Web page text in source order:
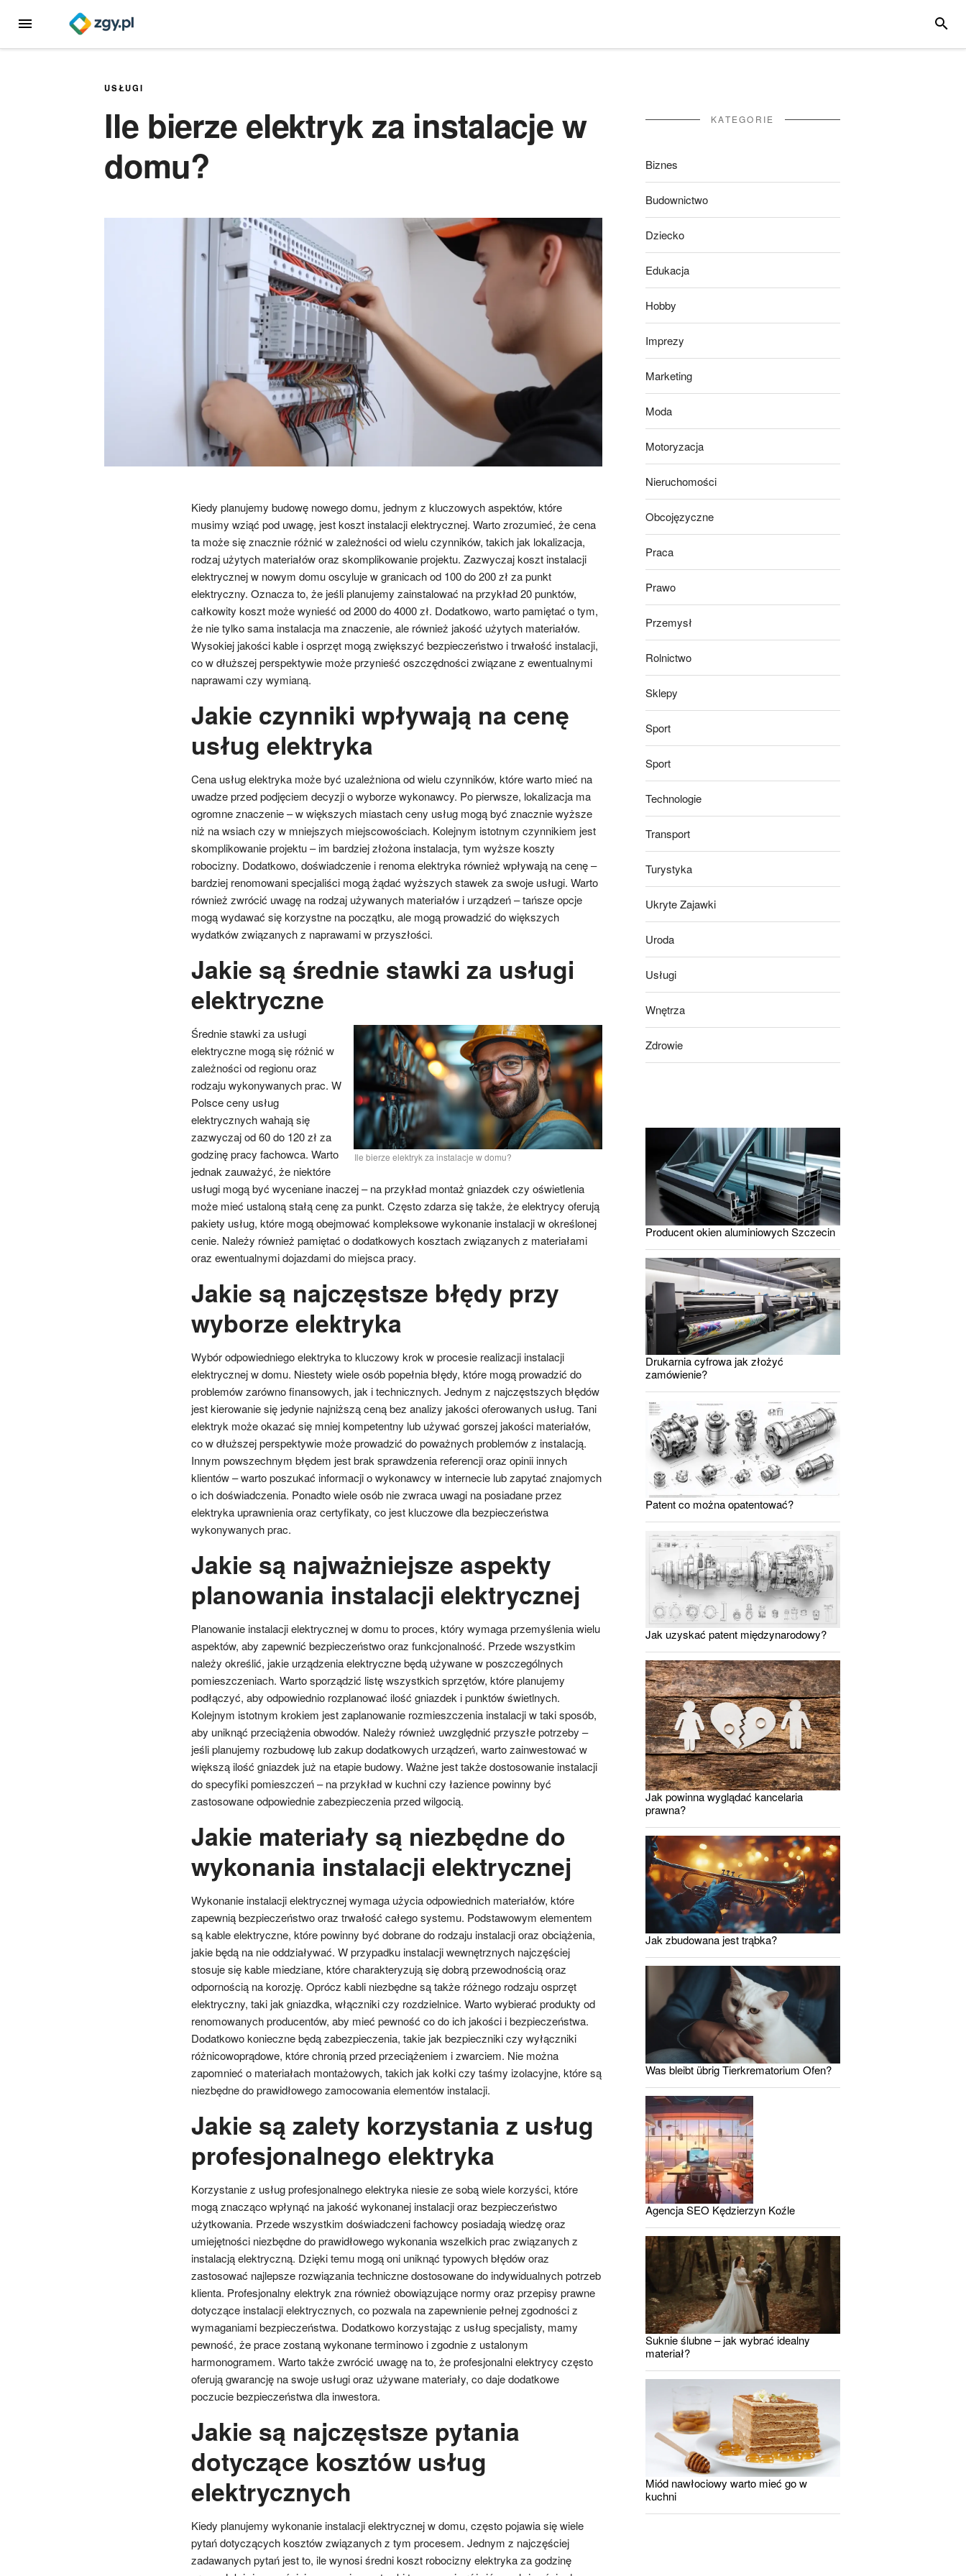
MENU
USŁUGI
Ile bierze elektryk za instalacje w
domu?
Kiedy planujemy budowę nowego domu, jednym z kluczowych aspektów, które
musimy wziąć pod uwagę, jest koszt instalacji elektrycznej. Warto zrozumieć, że cena
ta może się znacznie różnić w zależności od wielu czynników, takich jak lokalizacja,
rodzaj użytych materiałów oraz skomplikowanie projektu. Zazwyczaj koszt instalacji
elektrycznej w nowym domu oscyluje w granicach od 100 do 200 zł za punkt
elektryczny. Oznacza to, że jeśli planujemy zainstalować na przykład 20 punktów,
całkowity koszt może wynieść od 2000 do 4000 zł. Dodatkowo, warto pamiętać o tym,
że nie tylko sama instalacja ma znaczenie, ale również jakość użytych materiałów.
Wysokiej jakości kable i osprzęt mogą zwiększyć bezpieczeństwo i trwałość instalacji,
co w dłuższej perspektywie może przynieść oszczędności związane z ewentualnymi
naprawami czy wymianą.
Jakie czynniki wpływają na cenę
usług elektryka
Cena usług elektryka może być uzależniona od wielu czynników, które warto mieć na
uwadze przed podjęciem decyzji o wyborze wykonawcy. Po pierwsze, lokalizacja ma
ogromne znaczenie – w większych miastach ceny usług mogą być znacznie wyższe
niż na wsiach czy w mniejszych miejscowościach. Kolejnym istotnym czynnikiem jest
skomplikowanie projektu – im bardziej złożona instalacja, tym wyższe koszty
robocizny. Dodatkowo, doświadczenie i renoma elektryka również wpływają na cenę –
bardziej renomowani specjaliści mogą żądać wyższych stawek za swoje usługi. Warto
również zwrócić uwagę na rodzaj używanych materiałów i urządzeń – tańsze opcje
mogą wydawać się korzystne na początku, ale mogą prowadzić do większych
wydatków związanych z naprawami w przyszłości.
Jakie są średnie stawki za usługi
elektryczne
Ile bierze elektryk za instalacje w domu?
Średnie stawki za usługi
elektryczne mogą się różnić w
zależności od regionu oraz
rodzaju wykonywanych prac. W
Polsce ceny usług
elektrycznych wahają się
zazwyczaj od 60 do 120 zł za
godzinę pracy fachowca. Warto
jednak zauważyć, że niektóre
usługi mogą być wyceniane inaczej – na przykład montaż gniazdek czy oświetlenia
może mieć ustaloną stałą cenę za punkt. Często zdarza się także, że elektrycy oferują
pakiety usług, które mogą obejmować kompleksowe wykonanie instalacji w określonej
cenie. Należy również pamiętać o dodatkowych kosztach związanych z materiałami
oraz ewentualnymi dojazdami do miejsca pracy.
Jakie są najczęstsze błędy przy
wyborze elektryka
Wybór odpowiedniego elektryka to kluczowy krok w procesie realizacji instalacji
elektrycznej w domu. Niestety wiele osób popełnia błędy, które mogą prowadzić do
problemów zarówno finansowych, jak i technicznych. Jednym z najczęstszych błędów
jest kierowanie się jedynie najniższą ceną bez analizy jakości oferowanych usług. Tani
elektryk może okazać się mniej kompetentny lub używać gorszej jakości materiałów,
co w dłuższej perspektywie może prowadzić do poważnych problemów z instalacją.
Innym powszechnym błędem jest brak sprawdzenia referencji oraz opinii innych
klientów – warto poszukać informacji o wykonawcy w internecie lub zapytać znajomych
o ich doświadczenia. Ponadto wiele osób nie zwraca uwagi na posiadane przez
elektryka uprawnienia oraz certyfikaty, co jest kluczowe dla bezpieczeństwa
wykonywanych prac.
Jakie są najważniejsze aspekty
planowania instalacji elektrycznej
Planowanie instalacji elektrycznej w domu to proces, który wymaga przemyślenia wielu
aspektów, aby zapewnić bezpieczeństwo oraz funkcjonalność. Przede wszystkim
należy określić, jakie urządzenia elektryczne będą używane w poszczególnych
pomieszczeniach. Warto sporządzić listę wszystkich sprzętów, które planujemy
podłączyć, aby odpowiednio rozplanować ilość gniazdek i punktów świetlnych.
Kolejnym istotnym krokiem jest zaplanowanie rozmieszczenia instalacji w taki sposób,
aby uniknąć przeciążenia obwodów. Należy również uwzględnić przyszłe potrzeby –
jeśli planujemy rozbudowę lub zakup dodatkowych urządzeń, warto zainwestować w
większą ilość gniazdek już na etapie budowy. Ważne jest także dostosowanie instalacji
do specyfiki pomieszczeń – na przykład w kuchni czy łazience powinny być
zastosowane odpowiednie zabezpieczenia przed wilgocią.
Jakie materiały są niezbędne do
wykonania instalacji elektrycznej
Wykonanie instalacji elektrycznej wymaga użycia odpowiednich materiałów, które
zapewnią bezpieczeństwo oraz trwałość całego systemu. Podstawowym elementem
są kable elektryczne, które powinny być dobrane do rodzaju instalacji oraz obciążenia,
jakie będą na nie oddziaływać. W przypadku instalacji wewnętrznych najczęściej
stosuje się kable miedziane, które charakteryzują się dobrą przewodnością oraz
odpornością na korozję. Oprócz kabli niezbędne są także różnego rodzaju osprzęt
elektryczny, taki jak gniazdka, włączniki czy rozdzielnice. Warto wybierać produkty od
renomowanych producentów, aby mieć pewność co do ich jakości i bezpieczeństwa.
Dodatkowo konieczne będą zabezpieczenia, takie jak bezpieczniki czy wyłączniki
różnicowoprądowe, które chronią przed przeciążeniem i zwarciem. Nie można
zapomnieć o materiałach montażowych, takich jak kołki czy taśmy izolacyjne, które są
niezbędne do prawidłowego zamocowania elementów instalacji.
Jakie są zalety korzystania z usług
profesjonalnego elektryka
Korzystanie z usług profesjonalnego elektryka niesie ze sobą wiele korzyści, które
mogą znacząco wpłynąć na jakość wykonanej instalacji oraz bezpieczeństwo
użytkowania. Przede wszystkim doświadczeni fachowcy posiadają wiedzę oraz
umiejętności niezbędne do prawidłowego wykonania wszelkich prac związanych z
instalacją elektryczną. Dzięki temu mogą oni uniknąć typowych błędów oraz
zastosować najlepsze rozwiązania techniczne dostosowane do indywidualnych potrzeb
klienta. Profesjonalny elektryk zna również obowiązujące normy oraz przepisy prawne
dotyczące instalacji elektrycznych, co pozwala na zapewnienie pełnej zgodności z
wymaganiami bezpieczeństwa. Dodatkowo korzystając z usług specjalisty, mamy
pewność, że prace zostaną wykonane terminowo i zgodnie z ustalonym
harmonogramem. Warto także zwrócić uwagę na to, że profesjonalni elektrycy często
oferują gwarancję na swoje usługi oraz używane materiały, co daje dodatkowe
poczucie bezpieczeństwa dla inwestora.
Jakie są najczęstsze pytania
dotyczące kosztów usług
elektrycznych
Kiedy planujemy wykonanie instalacji elektrycznej w domu, często pojawia się wiele
pytań dotyczących kosztów związanych z tym procesem. Jednym z najczęściej
zadawanych pytań jest to, ile wynosi średni koszt robocizny elektryka za godzinę
KATEGORIE
Biznes
Budownictwo
Dziecko
Edukacja
Hobby
Imprezy
Marketing
Moda
Motoryzacja
Nieruchomości
Obcojęzyczne
Praca
Prawo
Przemysł
Rolnictwo
Sklepy
Sport
Sport
Technologie
Transport
Turystyka
Ukryte Zajawki
Uroda
Usługi
Wnętrza
Zdrowie
Producent okien aluminiowych Szczecin
Drukarnia cyfrowa jak złożyć
zamówienie?
Patent co można opatentować?
Jak uzyskać patent międzynarodowy?
Jak powinna wyglądać kancelaria
prawna?
Jak zbudowana jest trąbka?
Was bleibt übrig Tierkrematorium Ofen?
Agencja SEO Kędzierzyn Koźle
Suknie ślubne – jak wybrać idealny
materiał?
Miód nawłociowy warto mieć go w
kuchni